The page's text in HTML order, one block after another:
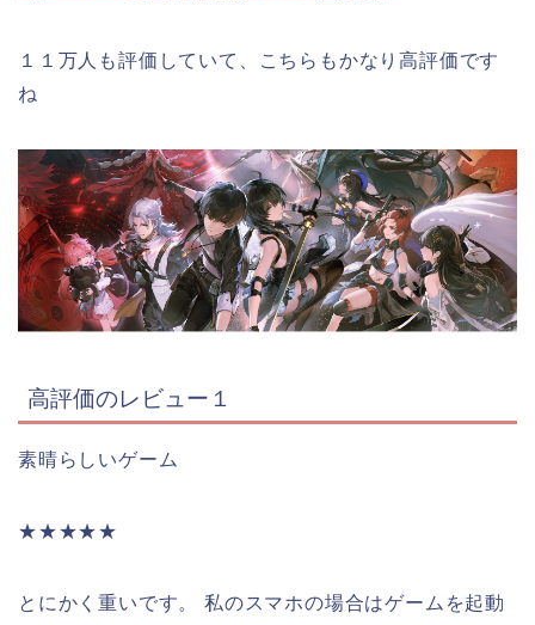
１１万人も評価していて、こちらもかなり高評価です
ね
高評価のレビュー１
素晴らしいゲーム
★★★★★
とにかく重いです。 私のスマホの場合はゲームを起動